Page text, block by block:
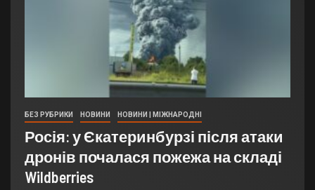
БЕЗ РУБРИКИ НОВИНИ НОВИНИ | МІЖНАРОДНІ
Росія: у Єкатеринбурзі після атаки
дронів почалася пожежа на складі
Wildberries